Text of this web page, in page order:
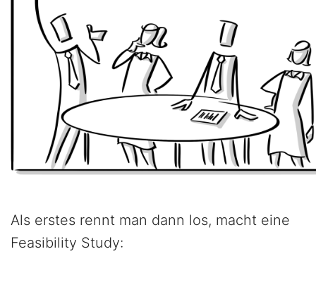
Als erstes rennt man dann los, macht eine
Feasibility Study: